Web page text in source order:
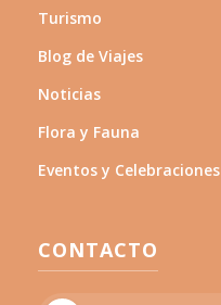
Turismo
Blog de Viajes
Noticias
Flora y Fauna
Eventos y Celebraciones
CONTACTO